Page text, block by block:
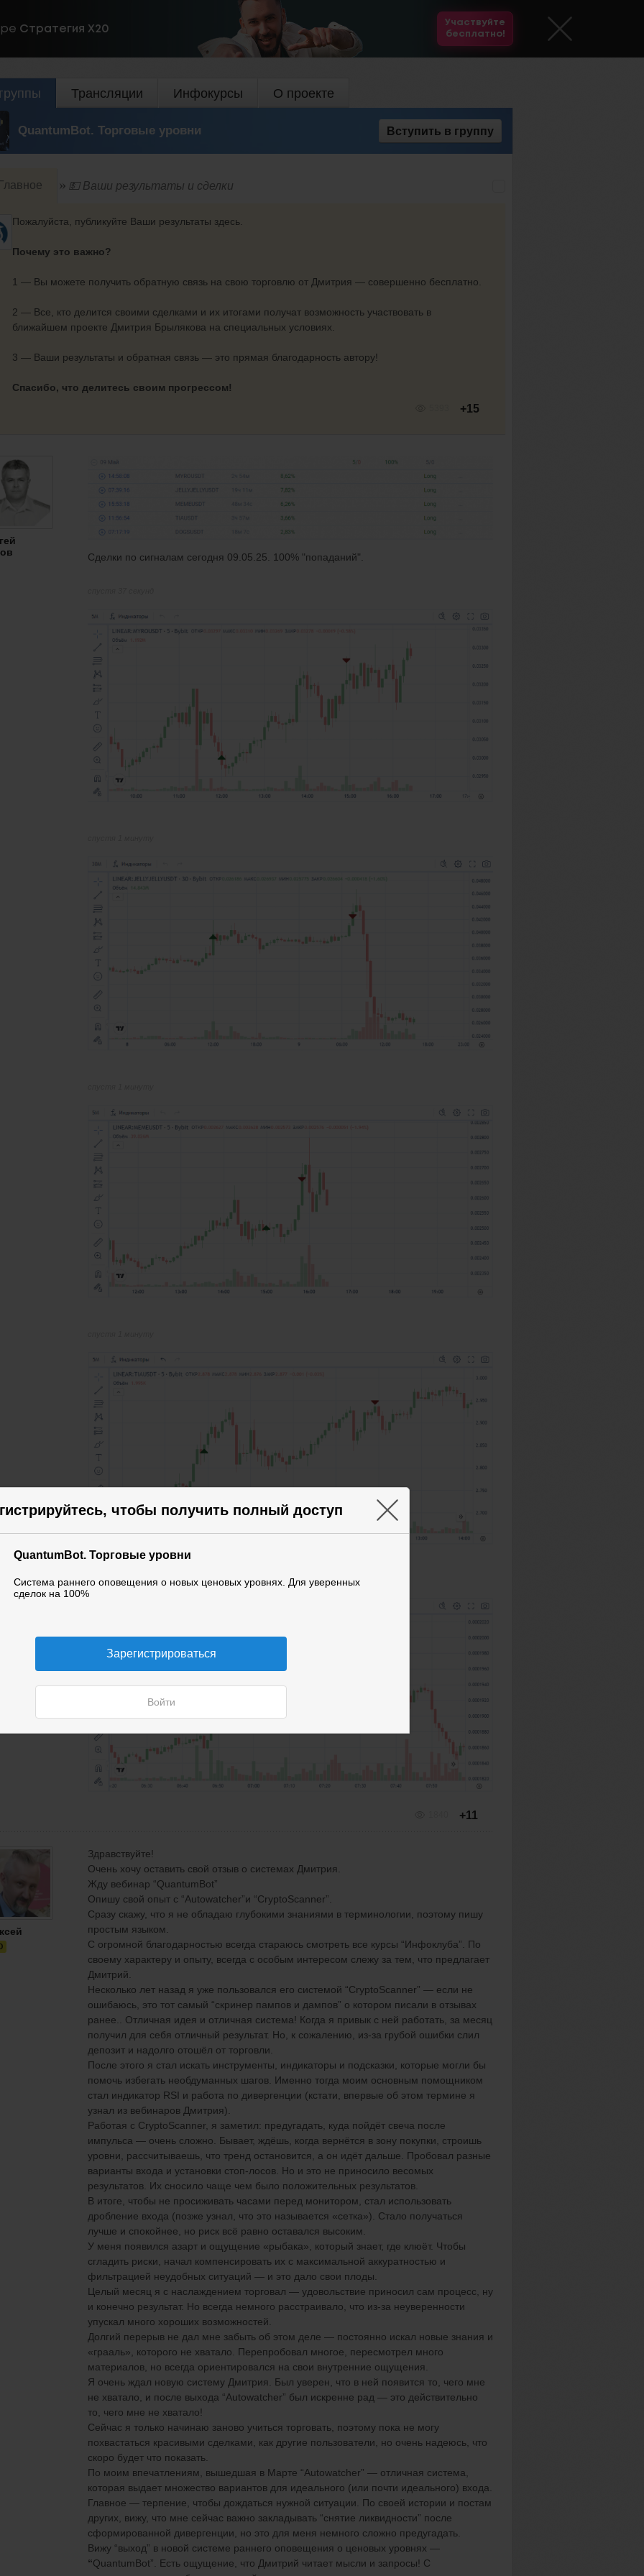
чтобы получить полный доступ
QuantumBot. Торговые уровни
Система раннего оповещения о новых ценовых уровнях. Для уверенных
сделок на 100%
Зарегистрироваться
Войти
×
Стратегия Х20
Участвуйте
бесплатно!
Трансляции Инфокурсы О проекте
QuantumBot. Торговые уровни Вступить в группу
💵 Ваши результаты и сделки
Пожалуйста, публикуйте Ваши результаты здесь.
Почему это важно?
1 — Вы можете получить обратную связь на свою торговлю от Дмитрия — совершенно бесплатно.
2 — Все, кто делится своими сделками и их итогами получат возможность участвовать в
ближайшем проекте Дмитрия Брылякова на специальных условиях.
3 — Ваши результаты и обратная связь — это прямая благодарность автору!
Спасибо, что делитесь своим прогрессом!
+15
Сделки по сигналам сегодня 09.05.25. 100% "попаданий".
спустя 2 минуты
+11
Здравствуйте!
Очень хочу оставить свой отзыв о системах Дмитрия.
Жду вебинар “QuantumBot”
Опишу свой опыт с “Autowatcher”и “CryptoScanner”.
Сразу скажу, что я не обладаю глубокими знаниями в терминологии, поэтому пишу
простым языком.
С огромной благодарностью всегда стараюсь смотреть все курсы “Инфоклуба” По
своему характеру и опыту, всегда с особым интересом слежу за тем, что предлагает
Дмитрий.
Несколько лет назад я уже пользовался его системой “CryptoScanner” — если не
ошибаюсь, это тот самый “скринер пампов и дампов” о котором писали в отзывах
ранее.
Отличная идея и отличная система! Когда я привык с ней работать, за месяц
получил для себя отличный результат. Но, к сожалению, из-за грубой ошибки слил
депозит и надолго отошёл от торговли.
После этого я стал искать инструменты, индикаторы и подсказки, которые могли бы
помочь избегать необдуманных шагов. Именно тогда моим основным помощником
стал индикатор RSI и работа по дивергенции (кстати, впервые об этом термине я
узнал из вебинаров Дмитрия).
Работая с CryptoScanner , я заметил: предугадать, куда пойдёт свеча после
импульса — очень сложно. Бывает, ждёшь, когда вернётся в зону покупки, строишь
уровни, рассчитываешь, что тренд остановится, а он идёт дальше. Пробовал разные
варианты входа и установки стоп-лосов . Но и это не приносило весомых
результатов. Их сносило чаще чем было положительных результатов
В итоге, чтобы не просиживать часами перед монитором, стал использовать
дробление входа (позже узнал, что это называется «сетка»). Стало получаться
лучше и спокойнее, но риск всё равно оставался высоким
У меня появился азарт и ощущение «рыбака», который знает, где клюёт. Чтобы
сгладить риски, начал компенсировать их с максимальной аккуратностью и
фильтрацией неудобных ситуаций — и это дало свои плоды.
Целый месяц я с наслаждением торговал — удовольствие приносил сам процесс,
ну
и конечно результат. Но всегда немного расстраивало, что из-за неуверенности
упускал много хороших возможностей.
Долгий перерыв не дал мне забыть об этом деле — постоянно искал новые знания и
«грааль», которого не хватало. Перепробовал многое, пересмотрел много
материалов, но всегда ориентировался на свои внутренние ощущения.
Я очень ждал новую систему Дмитрия. Был уверен, что в ней появится то, чего мне
не хватало, и после выхода “Autowatcher” был искренне рад — это действительно
то, чего мне не хватало!
Сейчас я только начинаю заново учиться торговать, поэтому пока не могу
похвастаться красивыми сделками, как другие пользователи, но очень надеюсь, что
скоро будет что показать.
По моим впечатлениям, вышедшая в Марте “Autowatcher” — отличная система,
которая выдает множество вариантов для идеального (или почти идеального) входа.
Главное — терпение, чтобы дождаться нужной ситуации. По своей истории и постам
других
вижу, что мне сейчас важно закладывать “снятие ликвидности” после
сформированной дивергенции, но это для меня немного сложно предугадать.
Вижу “выход” в новой системе раннего оповещения о ценовых уровнях —
“QuantumBot” . Есть ощущение, что Дмитрий читает мысли и запросы! С